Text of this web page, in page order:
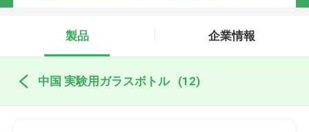
製品 企業情報
中国 実験用ガラスボトル (12)